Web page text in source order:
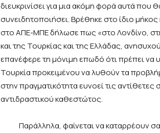
διευκρινίσει για μια ακόμη φορά αυτά που
συνειδητοποιήσει. Βρέθηκε στο ίδιο
στο ΑΠΕ-ΜΠΕ δήλωσε πως «στο Λονδίνο,
και της Τουρκίας και της Ελλάδας,
επανέφερε τη μόνιμη επωδό ότι πρέπει να
Τουρκία προκειμένου να λυθούν τα
στην πραγματικότητα ευνοεί τις
αντιδραστικού καθεστώτος.
Παράλληλα, φαίνεται να καταρρέουν